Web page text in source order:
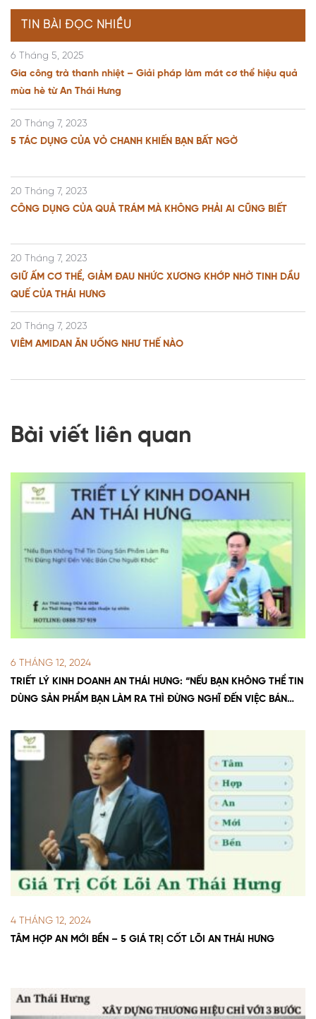
TIN BÀI ĐỌC NHIỀU
Gia công trà thanh nhiệt – Giải pháp làm mát cơ thể hiệu quả
mùa hè từ An Thái Hưng
6 Tháng 5, 2025
5 TÁC DỤNG CỦA VỎ CHANH KHIẾN BẠN BẤT NGỜ
20 Tháng 7, 2023
CÔNG DỤNG CỦA QUẢ TRÁM MÀ KHÔNG PHẢI AI CŨNG BIẾT
20 Tháng 7, 2023
GIỮ ẤM CƠ THỂ, GIẢM ĐAU NHỨC XƯƠNG KHỚP NHỜ TINH DẦU
QUẾ CỦA THÁI HƯNG
20 Tháng 7, 2023
VIÊM AMIDAN ĂN UỐNG NHƯ THẾ NÀO
20 Tháng 7, 2023
Bài viết liên quan
TRIẾT LÝ KINH DOANH AN THÁI HƯNG: “NẾU BẠN KHÔNG THỂ TIN
DÙNG SẢN PHẨM BẠN LÀM RA THÌ ĐỪNG NGHĨ ĐẾN VIỆC BÁN
6 THÁNG 12, 2024
TÂM HỢP AN MỚI BỀN – 5 GIÁ TRỊ CỐT LÕI AN THÁI HƯNG
4 THÁNG 12, 2024